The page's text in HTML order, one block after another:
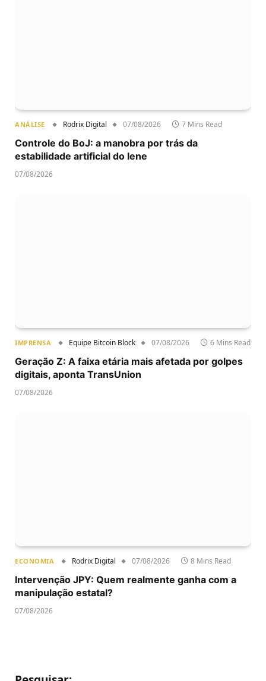
ANÁLISE Rodrix Digital 07/08/2026 7 Mins Read
Controle do BoJ: a manobra por trás da
estabilidade artificial do Iene
07/08/2026
IMPRENSA Equipe Bitcoin Block 07/08/2026 6 Mins Read
Geração Z: A faixa etária mais afetada por golpes
digitais, aponta TransUnion
07/08/2026
ECONOMIA Rodrix Digital 07/08/2026 8 Mins Read
Intervenção JPY: Quem realmente ganha com a
manipulação estatal?
07/08/2026